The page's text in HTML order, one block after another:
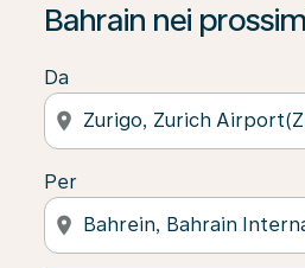
Bahrain nei
Da
location_on
Per
location_on